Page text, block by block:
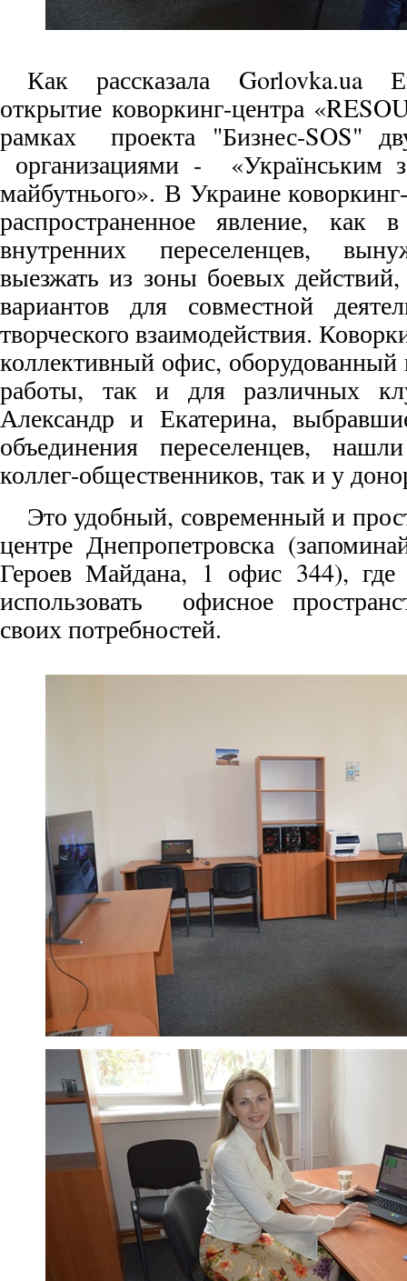
Как рассказала Gorlovka.ua
открытие коворкинг-центра
рамках проекта "Бизнес-SOS"
организациями - «Українським
майбутнього».В Украине
распространенное явление,
внутренних переселенцев,
выезжать из зоны боевых
вариантов для совместной
творческого взаимодействия.
коллективный офис,
работы, так и для различных
Александр и Екатерина,
объединения переселенцев,
коллег-общественников, так и у
Это удобный, современный и
центре Днепропетровска
Героев Майдана, 1 офис 344), где
использовать офисное
своих потребностей.